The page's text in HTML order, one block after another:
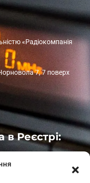
«Радіокомпанія
7, 7 поверх
в Реєстрі: